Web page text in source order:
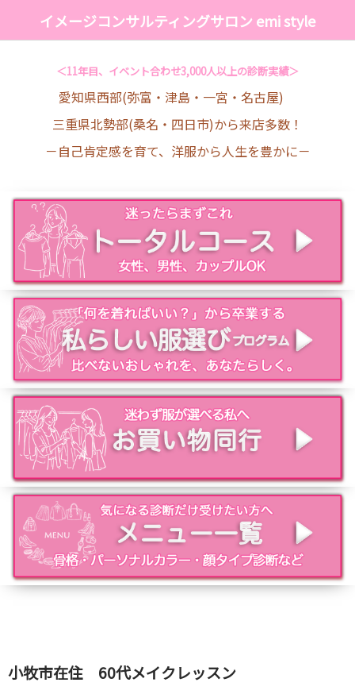
イメージコンサルティングサロン emi style
＜11年目、イベント合わせ3,000人以上の診断実績＞
愛知県西部(弥富・津島・一宮・名古屋)
三重県北勢部(桑名・四日市)から来店多数！
－自己肯定感を育て、洋服から人生を豊かに－
小牧市在住 60代メイクレッスン